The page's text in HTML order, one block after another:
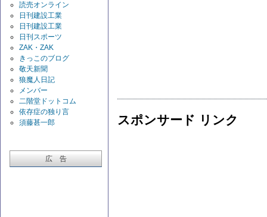
読売オンライン
日刊建設工業
日刊建設工業
日刊スポーツ
ZAK・ZAK
きっこのブログ
敬天新聞
狼魔人日記
メンバー
二階堂ドットコム
依存症の独り言
須藤甚一郎
広 告
スポンサード リンク